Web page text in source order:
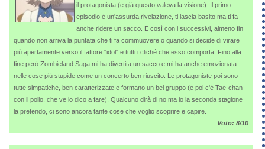
il protagonista (e già questo valeva la visione). Il primo
episodio è un'assurda rivelazione, ti lascia basito ma ti fa
anche ridere un sacco. E così con i successivi, almeno fin
quando non arriva la puntata che ti fa commuovere o quando si decide di virare
più apertamente verso il fattore "idol" e tutti i cliché che esso comporta. Fino alla
fine però Zombieland Saga mi ha divertita un sacco e mi ha anche emozionata
nelle cose più stupide come un concerto ben riuscito. Le protagoniste poi sono
tutte simpatiche, ben caratterizzate e formano un bel gruppo (e poi c'è Tae-chan
con il pollo, che ve lo dico a fare). Qualcuno dirà di no ma io la seconda stagione
la pretendo, ci sono ancora tante cose che voglio scoprire e capire.
Voto: 8/10